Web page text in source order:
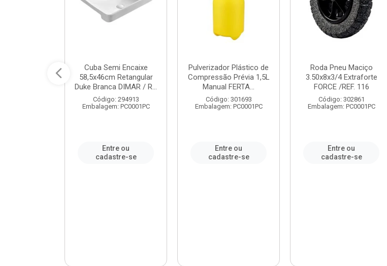
Cuba Semi Encaixe
58,5x46cm Retangular
Duke Branca DIMAR / R...
Código: 294913
Embalagem: PC0001PC
Entre ou
cadastre-se
Pulverizador Plástico de
Compressão Prévia 1,5L
Manual FERTA...
Código: 301693
Embalagem: PC0001PC
Entre ou
cadastre-se
Roda Pneu Maciço
3.50x8x3/4 Extraforte
FORCE /REF. 116
Código: 302861
Embalagem: PC0001PC
Entre ou
cadastre-se